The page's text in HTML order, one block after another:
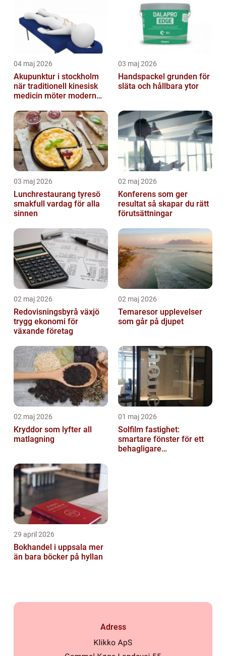
04 maj 2026
Akupunktur i stockholm
när traditionell kinesisk
medicin möter modern
03 maj 2026
Handspackel grunden för
släta och hållbara ytor
03 maj 2026
Lunchrestaurang tyresö
smakfull vardag för alla
sinnen
02 maj 2026
Konferens som ger
resultat så skapar du rätt
förutsättningar
02 maj 2026
Redovisningsbyrå växjö
trygg ekonomi för
växande företag
02 maj 2026
Temaresor upplevelser
som går på djupet
02 maj 2026
Kryddor som lyfter all
matlagning
01 maj 2026
Solfilm fastighet:
smartare fönster för ett
behagligare
29 april 2026
Bokhandel i uppsala mer
än bara böcker på hyllan
Adress